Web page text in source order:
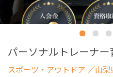
パーソナルトレーナ
スポーツ・アウトドア ／山